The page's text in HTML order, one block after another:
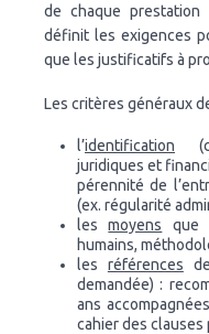
de chaque prestation
définit les exigences
que les justificatifs à
Les critères généraux
l’identification
juridiques et
pérennité de
(ex. régularité
lesmoyens que
humains,
les références
demandée) :
ans
cahier des